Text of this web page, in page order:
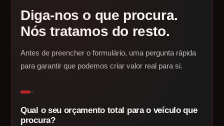
Diga-nos o que procura.
Nós tratamos do resto.
Antes de preencher o formulário, uma pergunta rápida
para garantir que podemos criar valor real para si.
Qual o seu orçamento total para o veículo que
procura?